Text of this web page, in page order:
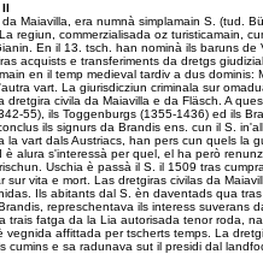
Il
da Maiavilla, era numnà simplamain S. (tud.
regiun, commerzialisada oz turisticamain,
En il 13. tsch. han nominà ils baruns
acquists e transferiments da dretgs
en il temp medieval tardiv a dus
vart. La giurisdicziun criminala sur
dretgira civila da Maiavilla e da Fläsch. A
55), ils Toggenburgs (1355-1436) ed ils
ils signurs da Brandis ens. cun il S.
la vart dals Austriacs, han pers cun quels la
è alura s'interessà per quel, el ha però
Uschia è passà il S. il 1509 tras
sur vita e mort. Las dretgiras civilas da
Ils abitants dal S. èn daventads qua
represchentava ils interess suverans
trais fatga da la Lia autorisada tenor roda,
vegnida affittada per tscherts temps. La
cumins e sa radunava sut il presidi dal